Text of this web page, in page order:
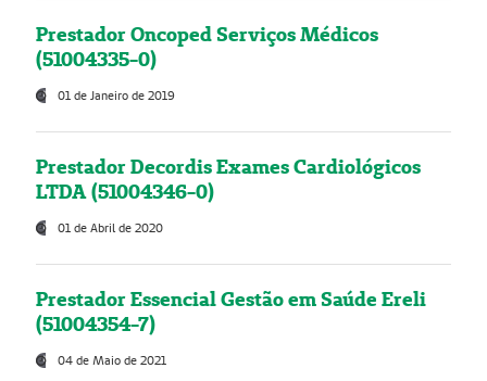
Prestador Oncoped Serviços Médicos
(51004335-0)
01 de Janeiro de 2019
Prestador Decordis Exames Cardiológicos
LTDA (51004346-0)
01 de Abril de 2020
Prestador Essencial Gestão em Saúde Ereli
(51004354-7)
04 de Maio de 2021